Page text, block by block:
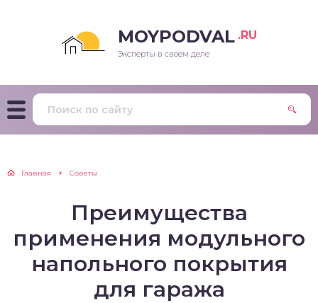
MOYPODVAL .RU
Эксперты в своем деле
Главная Советы
Преимущества
применения модульного
напольного покрытия
для гаража